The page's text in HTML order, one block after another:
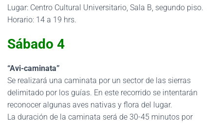
Lugar: Centro Cultural Universitario, Sala B, segundo piso.
Horario: 14 a 19 hrs.
Sábado 4
“Avi-caminata”
Se realizará una caminata por un sector de las sierras
delimitado por los guías. En este recorrido se intentarán
reconocer algunas aves nativas y flora del lugar.
La duración de la caminata será de 30-45 minutos por